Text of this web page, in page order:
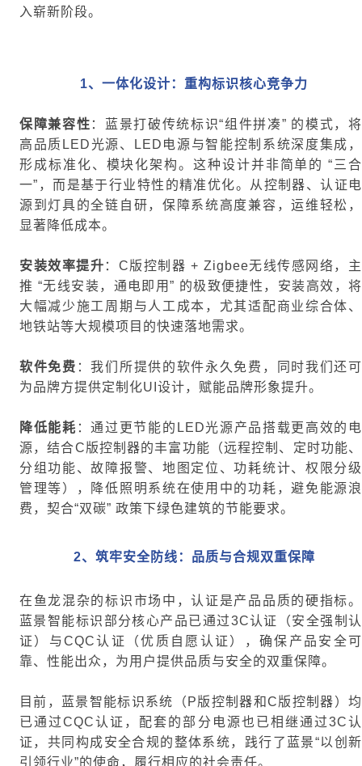
入崭新阶段。
1、 一体化设计：重构标识核心竞争力
保障兼容性 ：蓝景打破传统标识“组件拼凑” 的模式，将
高品质LED光源、LED电源与智能控制系统深度集成，
形成标准化、模块化架构。这种设计并非简单的 “三合
一”，而是基于行业特性的精准优化。从控制器、认证电
源到灯具的全链自研，保障系统高度兼容，运维轻松，
显著降低成本。
安装效率提升 ：C版控制器 + Zigbee无线传感网络，主
推 “无线安装，通电即用” 的极致便捷性，安装高效，将
大幅减少施工周期与人工成本，尤其适配商业综合体、
地铁站等大规模项目的快速落地需求。
软件免费 ：我们所提供的软件永久免费，同时我们还可
为品牌方提供定制化UI设计，赋能品牌形象提升。
降低能耗 ：通过更节能的LED光源产品搭载更高效的电
源，结合C版控制器的丰富功能（远程控制、定时功能、
分组功能、故障报警、地图定位、功耗统计、权限分级
管理等），降低照明系统在使用中的功耗，避免能源浪
费，契合“双碳” 政策下绿色建筑的节能要求。
2、 筑牢安全防线：品质与合规双重保障
在鱼龙混杂的标识市场中，认证是产品品质的硬指标。
蓝景智能标识部分核心产品已通过3C认证（安全强制认
证）与CQC认证（优质自愿认证），确保产品安全可
靠、性能出众，为用户提供品质与安全的双重保障。
目前，蓝景智能标识系统（P版控制器和C版控制器）均
已通过CQC认证，配套的部分电源也已相继通过3C认
证，共同构成安全合规的整体系统，践行了蓝景“以创新
引领行业”的使命，履行相应的社会责任。